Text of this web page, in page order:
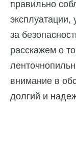
правильно
эксплуатации,
за
расскажем о
внимание в
долгий и